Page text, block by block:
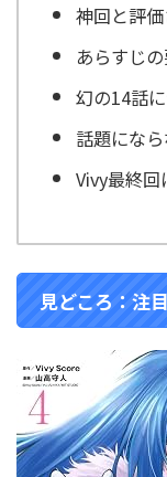
神回と評
あらすじ
幻の14話
話題にな
Vivy最終回
見どころ：注